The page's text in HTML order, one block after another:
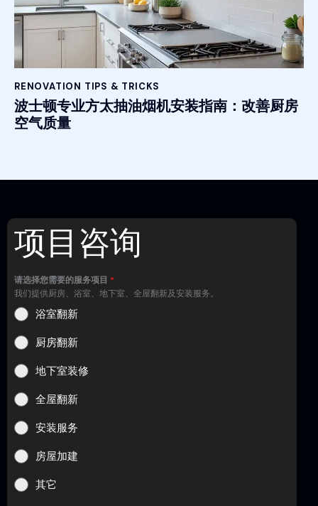
RENOVATION TIPS & TRICKS
波士顿专业方太抽油烟机安装指南：改善厨房
空气质量
项目咨询
请选择您需要的服务项目 *
我们提供厨房、浴室、地下室、全屋翻新及安装服务。
浴室翻新
厨房翻新
地下室装修
全屋翻新
安装服务
房屋加建
其它